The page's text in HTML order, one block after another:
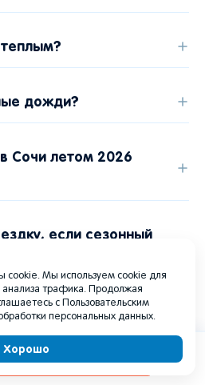
дожди?
Сочи летом 2026
если сезонный
несколько летних
cookie. Мы используем cookie для
анализа трафика. Продолжая
с Пользовательским
персональных данных.
Хорошо